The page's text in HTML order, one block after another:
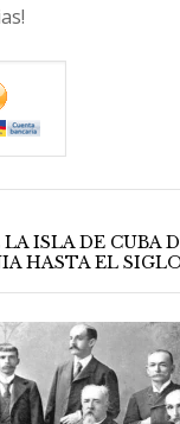
LA ISLA DE CUBA
HASTA EL